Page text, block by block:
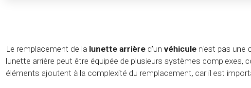
Le remplacement de la lunette arrière d'un véhicule n'est pas une
lunette arrière peut être équipée de plusieurs systèmes complexes,
éléments ajoutent à la complexité du remplacement, car il est